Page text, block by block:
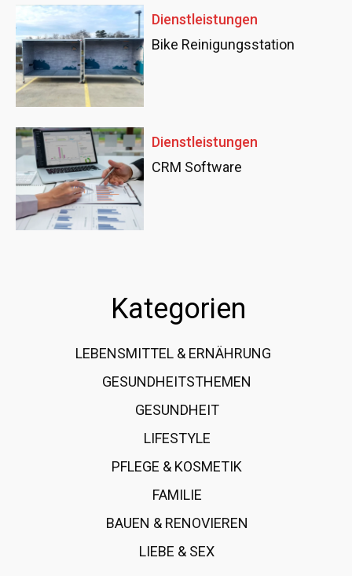
Dienstleistungen
Bike Reinigungsstation
Dienstleistungen
CRM Software
Kategorien
LEBENSMITTEL & ERNÄHRUNG
GESUNDHEITSTHEMEN
GESUNDHEIT
LIFESTYLE
PFLEGE & KOSMETIK
FAMILIE
BAUEN & RENOVIEREN
LIEBE & SEX